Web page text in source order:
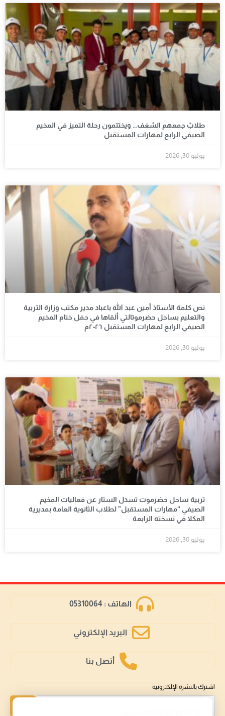
طلابٌ جمعهم الشغف… ويختتمون رحلة التميز في المخيم
الصيفي الرابع لمهارات المستقبل
يوليو 30, 2026
نص كلمة الأستاذ أمين عبد الله باعباد مدير مكتب وزارة التربية
والتعليم بساحل حضرموتالتي ألقاها في حفل ختام المخيم
الصيفي الرابع لمهارات المستقبل ٢٠٢٦م
يوليو 30, 2026
تربية ساحل حضرموت تسدل الستار عن فعاليات المخيم
الصيفي “مهارات المستقبل” لطلاب الثانوية العامة بمديرية
المكلا في نسخته الرابعة
يوليو 30, 2026
الهاتف : 05310064
البريد الإلكتروني
أتصل بنا
اشترك بالنشرة الإلكترونية